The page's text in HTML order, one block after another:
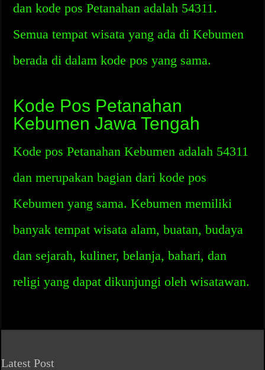
dan kode pos Petanahan adalah 54311.
Semua tempat wisata yang ada di Kebumen
berada di dalam kode pos yang sama.
Kode Pos Petanahan
Kebumen Jawa Tengah
Kode pos Petanahan Kebumen adalah 54311
dan merupakan bagian dari kode pos
Kebumen yang sama. Kebumen memiliki
banyak tempat wisata alam, buatan, budaya
dan sejarah, kuliner, belanja, bahari, dan
religi yang dapat dikunjungi oleh wisatawan.
Latest Post